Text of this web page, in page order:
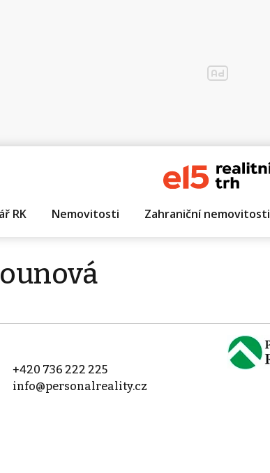
RK Nemovitosti Zahraniční nemovitosti
+420 736 222 225
info@personalreality.cz